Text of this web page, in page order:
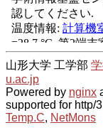
山形大学 工学部
u.ac.jp
Powered by nginx
supported for http/
Temp.C, NetMons